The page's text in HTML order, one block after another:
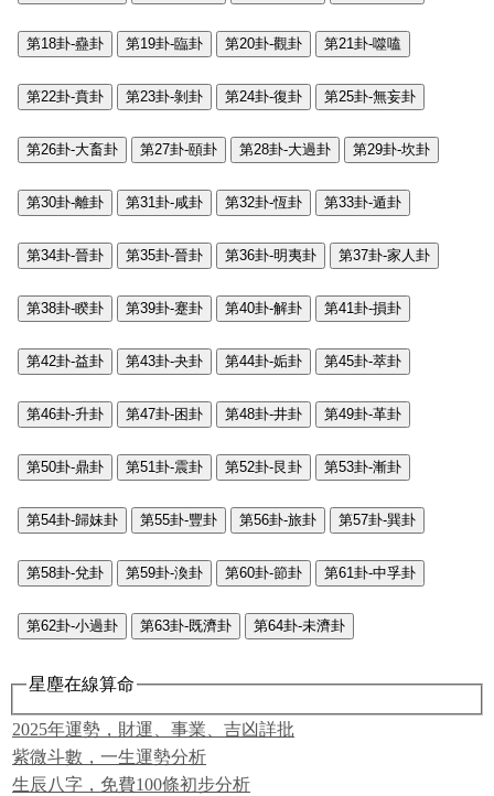
第18卦-蠱卦 第19卦-臨卦 第20卦-觀卦 第21卦-噬嗑
第22卦-賁卦 第23卦-剝卦 第24卦-復卦 第25卦-無妄卦
第26卦-大畜卦 第27卦-頤卦 第28卦-大過卦 第29卦-坎卦
第30卦-離卦 第31卦-咸卦 第32卦-恆卦 第33卦-遁卦
第34卦-晉卦 第35卦-晉卦 第36卦-明夷卦 第37卦-家人卦
第38卦-睽卦 第39卦-蹇卦 第40卦-解卦 第41卦-損卦
第42卦-益卦 第43卦-夬卦 第44卦-姤卦 第45卦-萃卦
第46卦-升卦 第47卦-困卦 第48卦-井卦 第49卦-革卦
第50卦-鼎卦 第51卦-震卦 第52卦-艮卦 第53卦-漸卦
第54卦-歸妹卦 第55卦-豐卦 第56卦-旅卦 第57卦-巽卦
第58卦-兌卦 第59卦-渙卦 第60卦-節卦 第61卦-中孚卦
第62卦-小過卦 第63卦-既濟卦 第64卦-未濟卦
星塵在線算命
2025年運勢，財運、事業、吉凶詳批
紫微斗數，一生運勢分析
生辰八字，免費100條初步分析